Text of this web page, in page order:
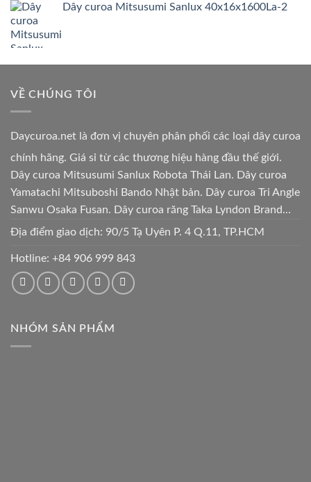
Dây curoa Mitsusumi Sanlux 40x16x1600La-2
VỀ CHÚNG TÔI
Daycuroa.net là đơn vị chuyên phân phối các loại dây curoa
chính hãng. Giá sỉ từ các thương hiệu hàng đầu thế giới.
Dây curoa Mitsusumi Sanlux Robota Thái Lan. Dây curoa
Yamatachi Mitsuboshi Bando Nhật bản. Dây curoa Tri Angle
Sanwu Osaka Fusan. Dây curoa răng Taka Lyndon Brand...
Địa điểm giao dịch: 90/5 Tạ Uyên P. 4 Q.11, TP.HCM
Hotline: +84 906 999 843
NHÓM SẢN PHẨM